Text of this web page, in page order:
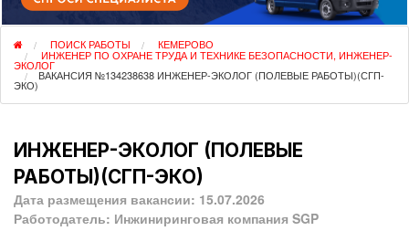
ПОИСК РАБОТЫ КЕМЕРОВО
ИНЖЕНЕР ПО ОХРАНЕ ТРУДА И ТЕХНИКЕ БЕЗОПАСНОСТИ, ИНЖЕНЕР-
ЭКОЛОГ
ВАКАНСИЯ №134238638 ИНЖЕНЕР-ЭКОЛОГ (ПОЛЕВЫЕ РАБОТЫ)(СГП-
ЭКО)
ИНЖЕНЕР-ЭКОЛОГ (ПОЛЕВЫЕ
РАБОТЫ)(СГП-ЭКО)
Дата размещения вакансии: 15.07.2026
Работодатель: Инжиниринговая компания SGP